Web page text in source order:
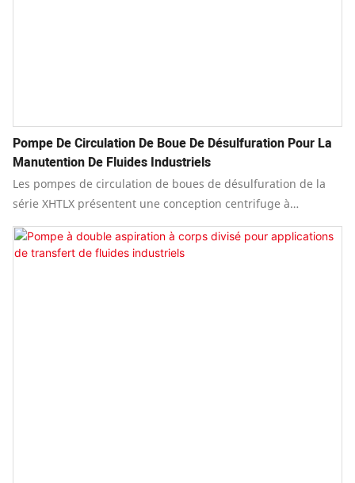
Pompe De Circulation De Boue De Désulfuration Pour La
Manutention De Fluides Industriels
Les pompes de circulation de boues de désulfuration de la
série XHTLX présentent une conception centrifuge à
aspiration axiale, mono-étagée, à simple aspiration et à
porte-à-faux.